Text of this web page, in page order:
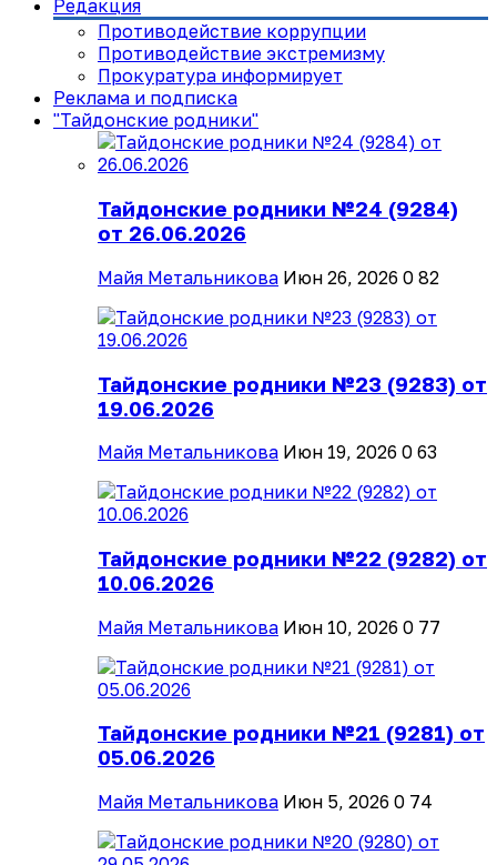
Редакция
Противодействие коррупции
Противодействие экстремизму
Прокуратура информирует
Реклама и подписка
"Тайдонские родники"
Тайдонские родники №24 (9284)
от 26.06.2026
Майя Метальникова Июн 26, 2026 0 82
Тайдонские родники №23 (9283) от
19.06.2026
Майя Метальникова Июн 19, 2026 0 63
Тайдонские родники №22 (9282) от
10.06.2026
Майя Метальникова Июн 10, 2026 0 77
Тайдонские родники №21 (9281) от
05.06.2026
Майя Метальникова Июн 5, 2026 0 74